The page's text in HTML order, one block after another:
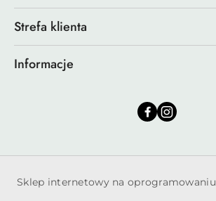
Strefa klienta
Informacje
Sklep internetowy na oprogramowaniu